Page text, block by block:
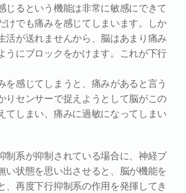
じるという機能は非常に敏感にできて
けでも痛みを感じてしまいます。しか
活が送れませんから、脳はあまり痛み
うにブロックをかけます。これが下行
を感じてしまうと、痛みがあると言う
りセンサーで捉えようとして脳がこの
てしまい、痛みに過敏になってしまい
制系が抑制されている場合に、神経ブ
い状態を思い出させると、脳が機能を
、再度下行抑制系の作用を発揮してき